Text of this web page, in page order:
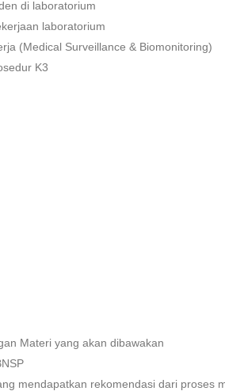
di laboratorium
laboratorium
(Medical Surveillance & Biomonitoring)
K3
Materi yang akan dibawakan
mendapatkan rekomendasi dari proses